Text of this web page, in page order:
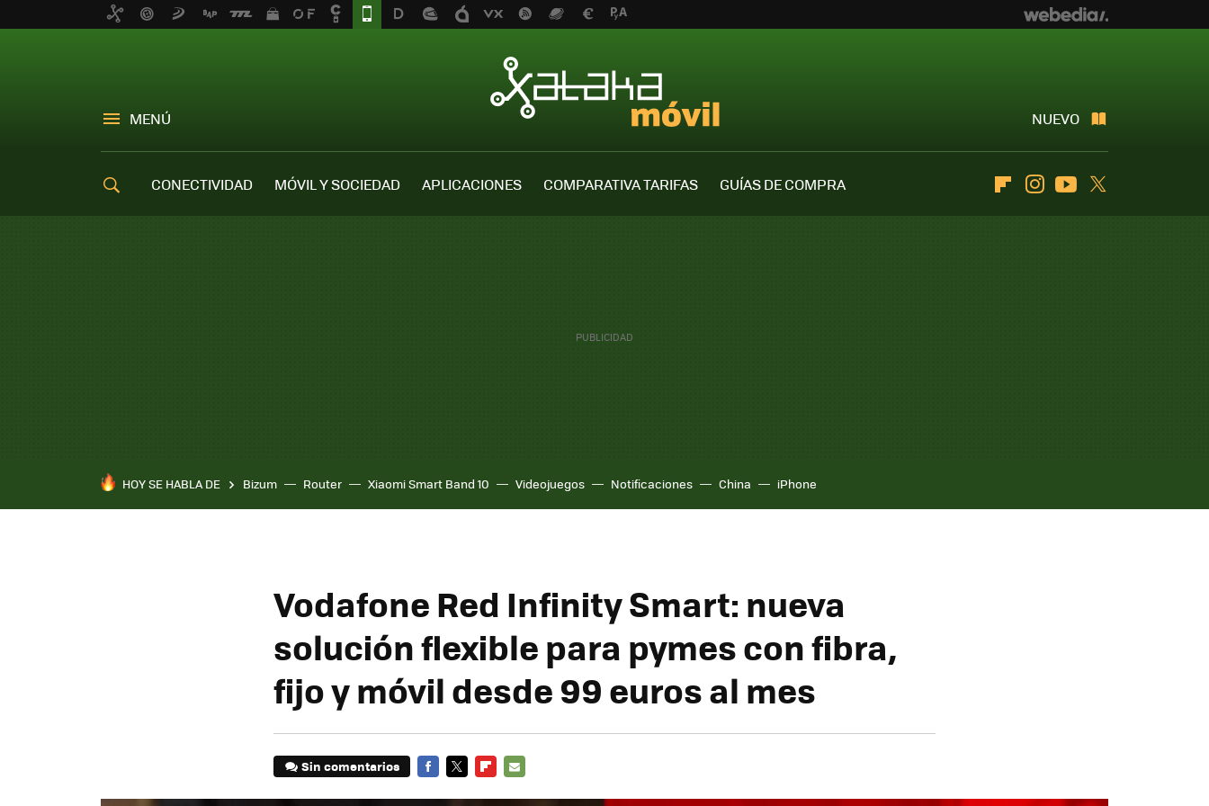
MENÚ NUEVO
CONECTIVIDAD MÓVIL Y SOCIEDAD APLICACIONES COMPARATIVA TARIFAS
GUÍAS DE COMPRA
FlipboardInstagramYoutube
HOY SE HABLA DE Bizum Router Xiaomi Smart Band 10 Videojuegos Notificaciones China iPhone
Vodafone Red Infinity Smart: nueva
solución flexible para pymes con fibra,
fijo y móvil desde 99 euros al mes
Sin comentarios